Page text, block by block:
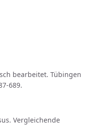
bearbeitet. Tübingen
689.
Vergleichende